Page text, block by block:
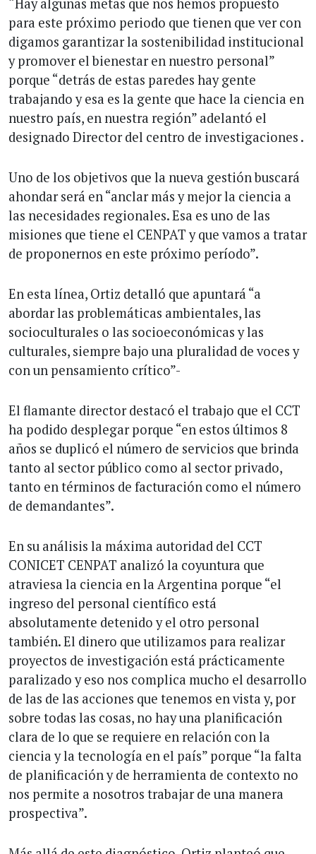
para este próximo periodo que tienen que ver con
digamos garantizar la sostenibilidad institucional
y promover el bienestar en nuestro personal”
porque “detrás de estas paredes hay gente
trabajando y esa es la gente que hace la ciencia en
nuestro país, en nuestra región” adelantó el
designado Director del centro de investigaciones .
Uno de los objetivos que la nueva gestión buscará
ahondar será en “anclar más y mejor la ciencia a
las necesidades regionales. Esa es uno de las
misiones que tiene el CENPAT y que vamos a tratar
de proponernos en este próximo período”.
En esta línea, Ortiz detalló que apuntará “a
abordar las problemáticas ambientales, las
socioculturales o las socioeconómicas y las
culturales, siempre bajo una pluralidad de voces y
con un pensamiento crítico”-
El flamante director destacó el trabajo que el CCT
ha podido desplegar porque “en estos últimos 8
años se duplicó el número de servicios que brinda
tanto al sector público como al sector privado,
tanto en términos de facturación como el número
de demandantes”.
En su análisis la máxima autoridad del CCT
CONICET CENPAT analizó la coyuntura que
atraviesa la ciencia en la Argentina porque “el
ingreso del personal científico está
absolutamente detenido y el otro personal
también. El dinero que utilizamos para realizar
proyectos de investigación está prácticamente
paralizado y eso nos complica mucho el desarrollo
de las de las acciones que tenemos en vista y, por
sobre todas las cosas, no hay una planificación
clara de lo que se requiere en relación con la
ciencia y la tecnología en el país” porque “la falta
de planificación y de herramienta de contexto no
nos permite a nosotros trabajar de una manera
prospectiva”.